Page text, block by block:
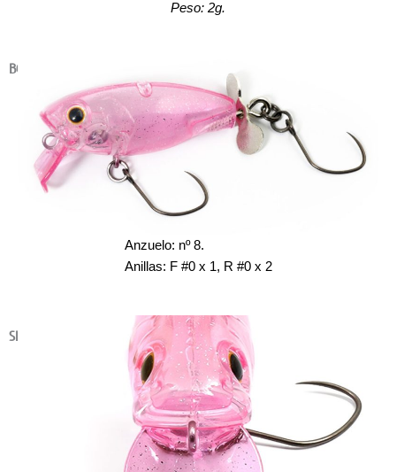
Peso: 2g.
BODY
Anzuelo: nº 8.
Anillas: F #0 x 1, R #0 x 2
SPIKE LIP